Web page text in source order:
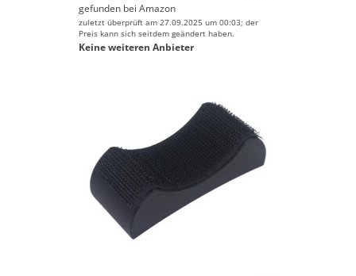
gefunden bei Amazon
zuletzt überprüft am 27.09.2025 um 00:03; der
Preis kann sich seitdem geändert haben.
Keine weiteren Anbieter